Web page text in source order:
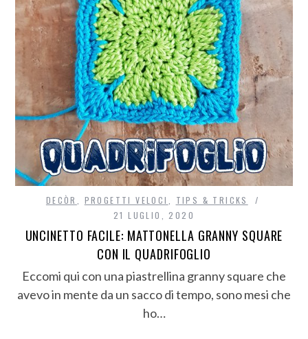
DECÒR , PROGETTI VELOCI , TIPS & TRICKS
21 LUGLIO, 2020
UNCINETTO FACILE: MATTONELLA GRANNY SQUARE
CON IL QUADRIFOGLIO
Eccomi qui con una piastrellina granny square che
avevo in mente da un sacco di tempo, sono mesi che
ho…